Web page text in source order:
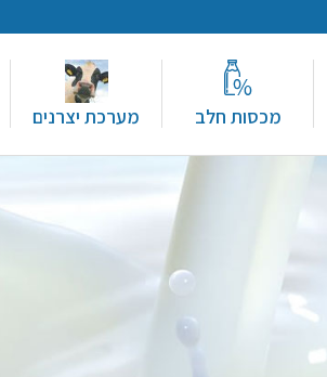
מכסות חלב מערכת יצרנים